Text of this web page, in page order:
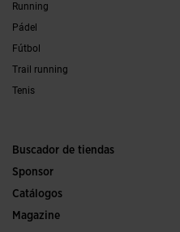
Running
Pádel
Fútbol
Trail running
Tenis
Buscador de tiendas
Sponsor
Catálogos
Magazine